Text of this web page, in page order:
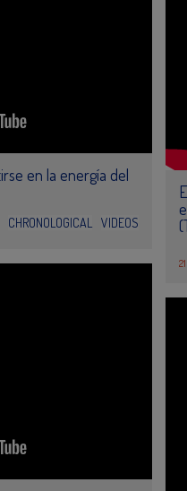
en la energía del
CHRONOLOGICAL VIDEOS